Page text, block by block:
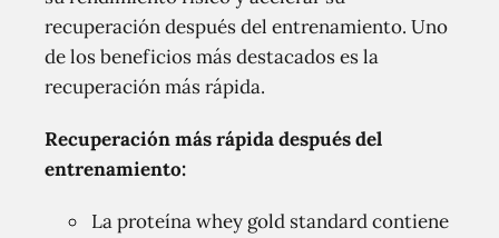
recuperación después del entrenamiento. Uno
de los beneficios más destacados es la
recuperación más rápida.
Recuperación más rápida después del
entrenamiento:
La proteína whey gold standard contiene